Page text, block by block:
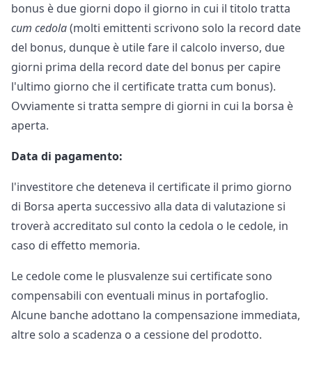
bonus è due giorni dopo il giorno in cui il titolo tratta
cum cedola(molti emittenti scrivono solo la record date
del bonus, dunque è utile fare il calcolo inverso, due
giorni prima della record date del bonus per capire
l'ultimo giorno che il certificate tratta cum bonus).
Ovviamente si tratta sempre di giorni in cui la borsa è
aperta.
Data di pagamento:
l'investitore che deteneva il certificate il primo giorno
di Borsa aperta successivo alla data di valutazione si
troverà accreditato sul conto la cedola o le cedole, in
caso di effetto memoria.
Le cedole come le plusvalenze sui certificate sono
compensabili con eventuali minus in portafoglio.
Alcune banche adottano la compensazione immediata,
altre solo a scadenza o a cessione del prodotto.